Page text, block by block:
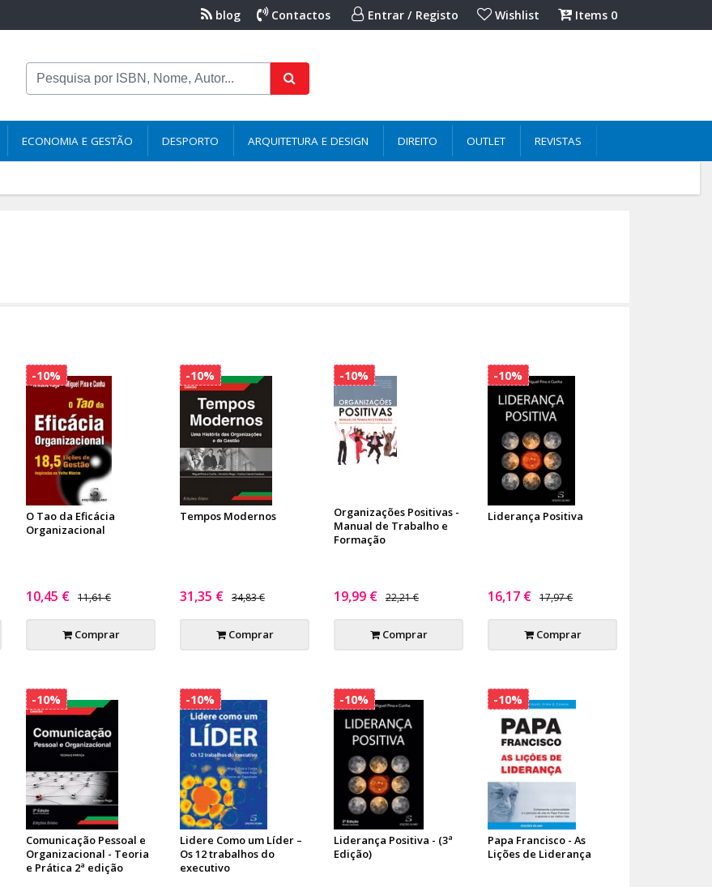
blog Contactos Entrar / Registo Wishlist Items 0
ECONOMIA E GESTÃO DESPORTO ARQUITETURA E DESIGN DIREITO OUTLET REVISTAS
O Tao da Eficácia
Organizacional
10,45 € 11,61 €
Comprar
-10%
Tempos Modernos
31,35 € 34,83 €
Comprar
-10%
Organizações Positivas -
Manual de Trabalho e
Formação
19,99 € 22,21 €
Comprar
-10%
Liderança Positiva
16,17 € 17,97 €
Comprar
-10%
Comunicação Pessoal e
Organizacional - Teoria
e Prática 2ª edição
-10%
Lidere Como um Líder –
Os 12 trabalhos do
executivo
-10%
Liderança Positiva - (3ª
Edição)
-10%
Papa Francisco - As
Lições de Liderança
-10%